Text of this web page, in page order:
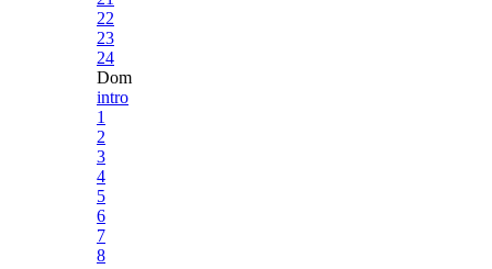
22
23
24
Dom
intro
1
2
3
4
5
6
7
8